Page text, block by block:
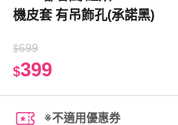
機皮套 有吊飾孔(承諾黑)
$699
$399
※不適用優惠券